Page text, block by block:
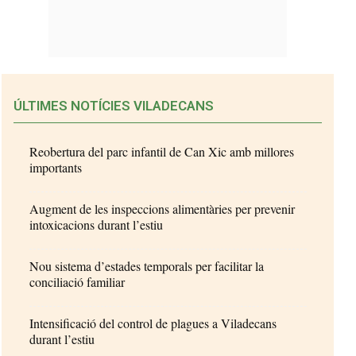
ÚLTIMES NOTÍCIES VILADECANS
Reobertura del parc infantil de Can Xic amb millores
importants
Augment de les inspeccions alimentàries per prevenir
intoxicacions durant l’estiu
Nou sistema d’estades temporals per facilitar la
conciliació familiar
Intensificació del control de plagues a Viladecans
durant l’estiu